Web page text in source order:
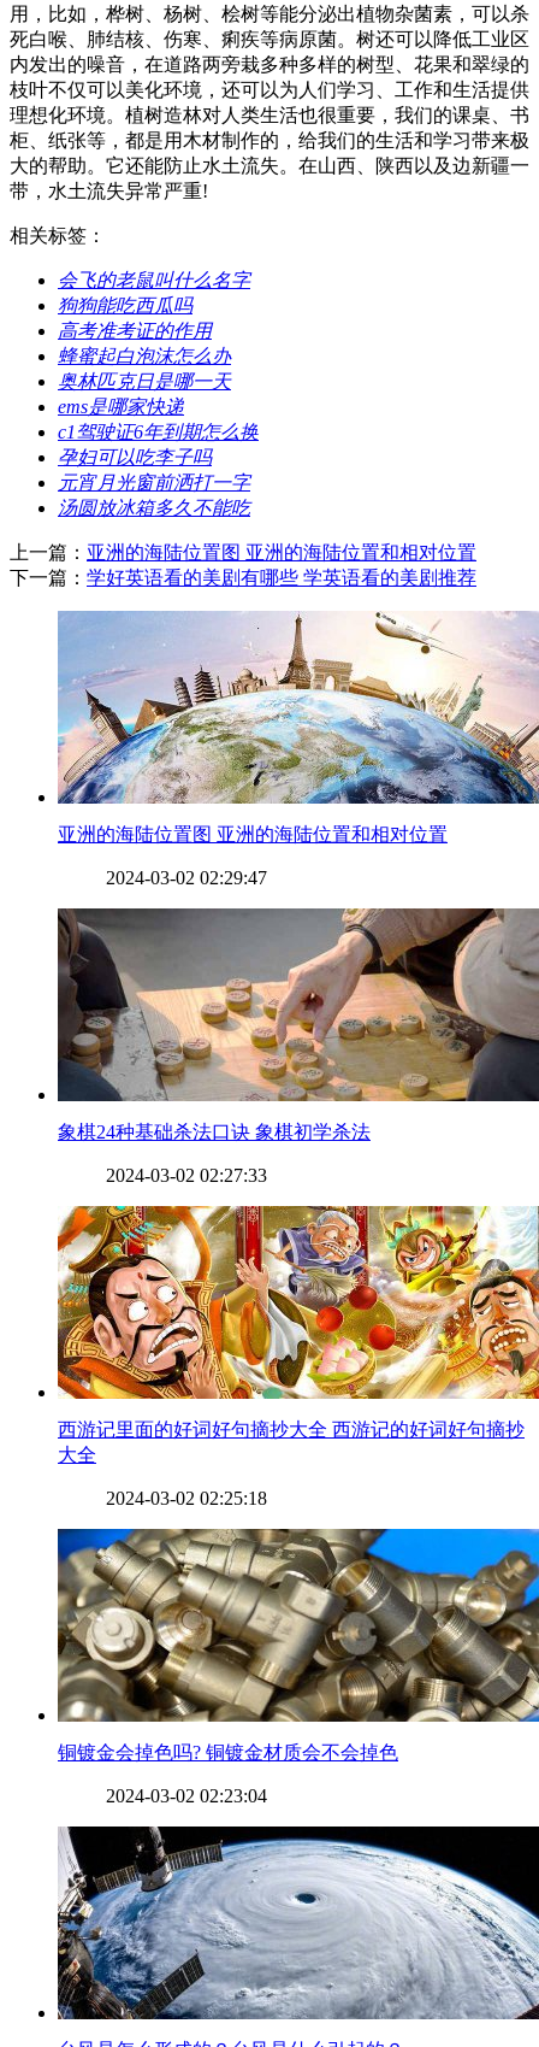
用，比如，桦树、杨树、桧树等能分泌出植物杂菌素，可以杀
死白喉、肺结核、伤寒、痢疾等病原菌。树还可以降低工业区
内发出的噪音，在道路两旁栽多种多样的树型、花果和翠绿的
枝叶不仅可以美化环境，还可以为人们学习、工作和生活提供
理想化环境。植树造林对人类生活也很重要，我们的课桌、书
柜、纸张等，都是用木材制作的，给我们的生活和学习带来极
大的帮助。它还能防止水土流失。在山西、陕西以及边新疆一
带，水土流失异常严重!
相关标签：
​会飞的老鼠叫什么名字
​狗狗能吃西瓜吗
​高考准考证的作用
​蜂蜜起白泡沫怎么办
​奥林匹克日是哪一天
​ems是哪家快递
​c1驾驶证6年到期怎么换
​孕妇可以吃李子吗
​元宵月光窗前洒打一字
​汤圆放冰箱多久不能吃
上一篇： ​亚洲的海陆位置图 亚洲的海陆位置和相对位置
下一篇： ​学好英语看的美剧有哪些 学英语看的美剧推荐
​亚洲的海陆位置图 亚洲的海陆位置和相对位置
2024-03-02 02:29:47
​象棋24种基础杀法口诀 象棋初学杀法
2024-03-02 02:27:33
​西游记里面的好词好句摘抄大全 西游记的好词好句摘抄
大全
2024-03-02 02:25:18
​铜镀金会掉色吗? 铜镀金材质会不会掉色
2024-03-02 02:23:04